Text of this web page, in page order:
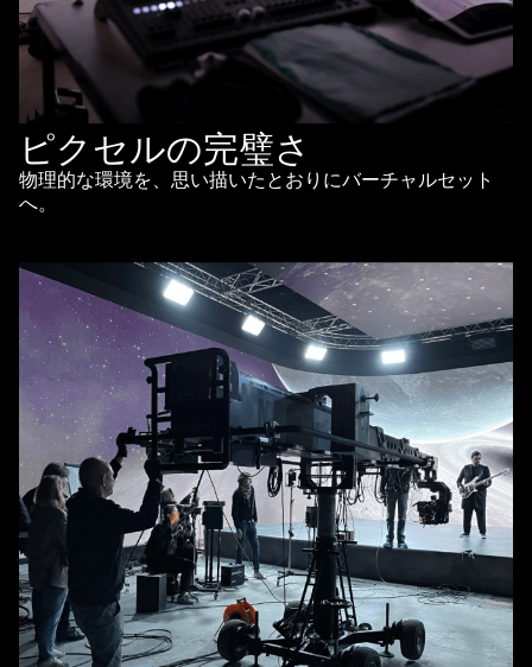
ピクセルの完璧さ
物理的な環境を、思い描いたとおりにバーチャルセット
へ。